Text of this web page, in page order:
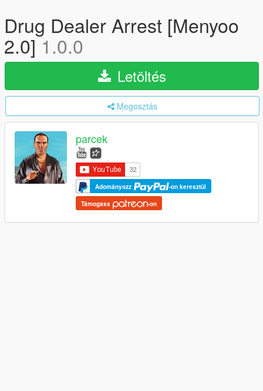
Drug Dealer Arrest [Menyoo
2.0]1.0.0
Letöltés
Megosztás
parcek
Adományozz -on keresztül
Támogass -on